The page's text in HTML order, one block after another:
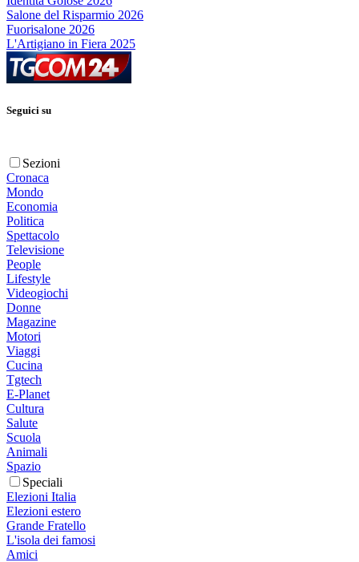
Salone del Risparmio 2026
Fuorisalone 2026
L'Artigiano in Fiera 2025
Seguici su
Sezioni
Cronaca
Mondo
Economia
Politica
Spettacolo
Televisione
People
Lifestyle
Videogiochi
Donne
Magazine
Motori
Viaggi
Cucina
Tgtech
E-Planet
Cultura
Salute
Scuola
Animali
Spazio
Speciali
Elezioni Italia
Elezioni estero
Grande Fratello
L'isola dei famosi
Amici